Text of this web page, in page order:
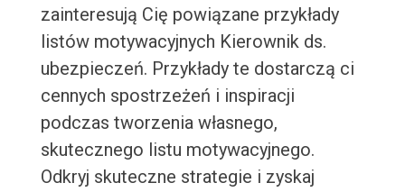
zainteresują Cię powiązane przykłady
listów motywacyjnych Kierownik ds.
ubezpieczeń. Przykłady te dostarczą ci
cennych spostrzeżeń i inspiracji
podczas tworzenia własnego,
skutecznego listu motywacyjnego.
Odkryj skuteczne strategie i zyskaj